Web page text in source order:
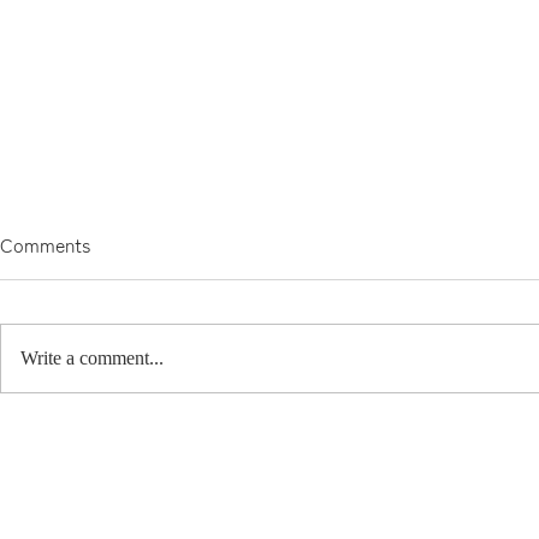
Comments
Write a comment...